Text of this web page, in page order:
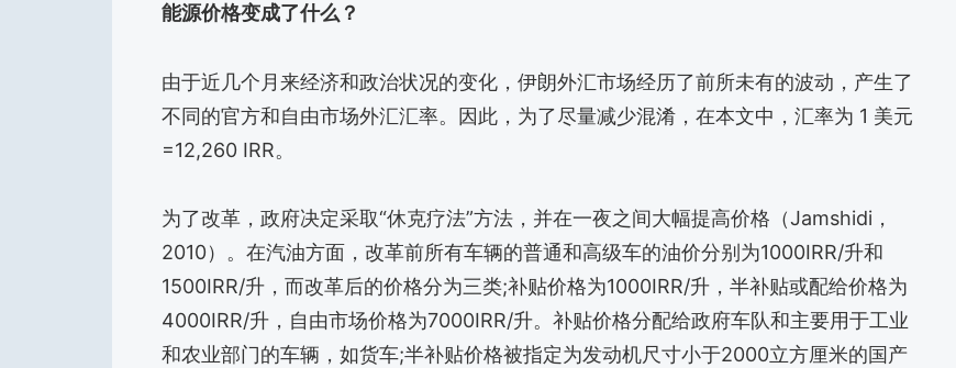
能源价格变成了什么？
由于近几个月来经济和政治状况的变化，伊朗外汇市场经历了前所未有的波动，产生了
不同的官方和自由市场外汇汇率。因此，为了尽量减少混淆，在本文中，汇率为 1 美元
=12,260 IRR。
为了改革，政府决定采取“休克疗法”方法，并在一夜之间大幅提高价格（Jamshidi，
2010）。在汽油方面，改革前所有车辆的普通和高级车的油价分别为1000IRR/升和
1500IRR/升，而改革后的价格分为三类;补贴价格为1000IRR/升，半补贴或配给价格为
4000IRR/升，自由市场价格为7000IRR/升。补贴价格分配给政府车队和主要用于工业
和农业部门的车辆，如货车;半补贴价格被指定为发动机尺寸小于2000立方厘米的国产